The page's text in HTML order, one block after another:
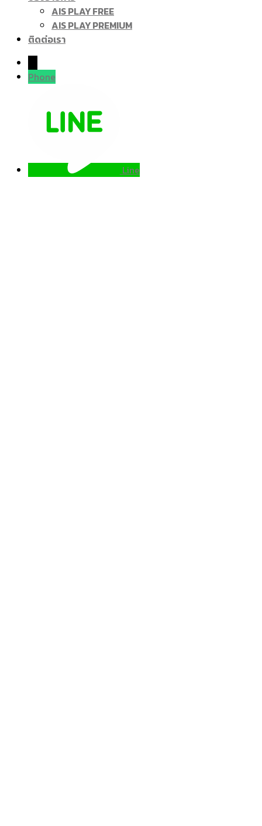
AIS PLAY FREE
AIS PLAY PREMIUM
ติดต่อเรา
Phone
Line